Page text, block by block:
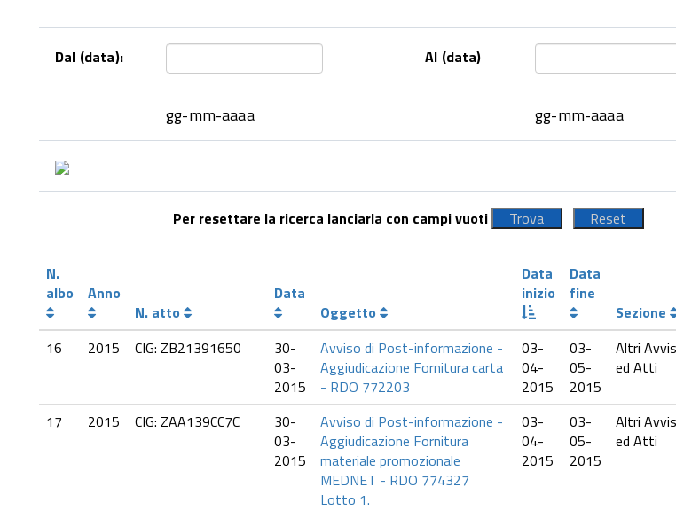
Dal (data): Al (data)
gg-mm-aaaa gg-mm-aaaa
Per resettare la ricerca lanciarla con campi vuoti
N.
albo
Anno
N. atto
Data
Oggetto
Data
inizio
Data
fine
Sezione
16 2015 CIG: ZB21391650
30-
03-
2015
Avviso di Post-informazione -
Aggiudicazione Fornitura carta
- RDO 772203
03-
04-
2015
03-
05-
2015
Altri
ed Atti
17 2015 CIG: ZAA139CC7C
30-
03-
2015
Avviso di Post-informazione -
Aggiudicazione Fornitura
materiale promozionale
MEDNET - RDO 774327
Lotto 1.
03-
04-
2015
03-
05-
2015
Altri
ed Atti